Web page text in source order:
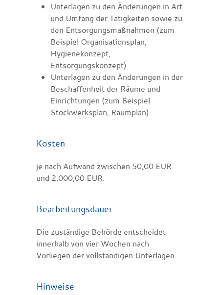
Unterlagen zu den Änderungen in Art
und Umfang der Tätigkeiten sowie zu
den Entsorgungsmaßnahmen (zum
Beispiel Organisationsplan,
Hygienekonzept,
Entsorgungskonzept)
Unterlagen zu den Änderungen in der
Beschaffenheit der Räume und
Einrichtungen (zum Beispiel
Stockwerksplan, Raumplan)
Kosten
je nach Aufwand zwischen 50,00 EUR
und 2.000,00 EUR.
Bearbeitungsdauer
Die zuständige Behörde entscheidet
innerhalb von vier Wochen nach
Vorliegen der vollständigen Unterlagen.
Hinweise